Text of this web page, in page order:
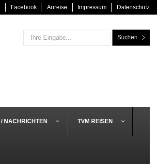
Facebook Anreise Impressum Datenschutz
Suchen
NACHRICHTEN TVM REISEN